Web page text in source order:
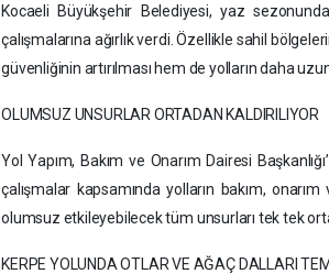
Kocaeli Büyükşehir Belediyesi, yaz
çalışmalarına ağırlık verdi. Özellikle sahil
güvenliğinin artırılması hem de yolların daha
OLUMSUZ UNSURLAR ORTADAN KALDIRILIYOR
Yol Yapım, Bakım ve Onarım Dairesi
çalışmalar kapsamında yolların bakım,
olumsuz etkileyebilecek tüm unsurları tek tek
KERPE YOLUNDA OTLAR VE AĞAÇ DALLARI